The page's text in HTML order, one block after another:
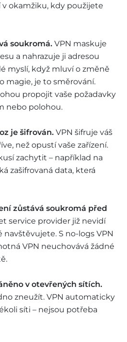
v okamžiku, kdy použijete
soukromá. VPN maskuje
a nahrazuje ji adresou
myslí, když mluví o změně
magie, je to směrování.
propojit vaše požadavky
nebo polohou.
je šifrován. VPN šifruje váš
než opustí vaše zařízení.
zachytit – například na
zašifrovaná data, která
zůstává soukromá před
service provider již nevidí
S no-logs VPN
VPN neuchovává žádné
v otevřených sítích.
zneužít. VPN automaticky
síti – nejsou potřeba